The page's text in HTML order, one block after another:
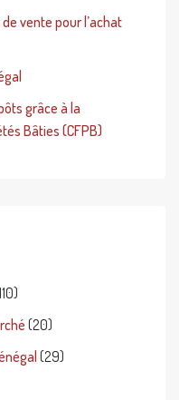
vente pour l’achat
grâce à la
Bâties (CFPB)
(20)
(29)